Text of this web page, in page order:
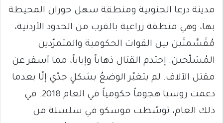
مدينة درعا الجنوبية ومنطقة سهل حوران المحيطة
بها، وهي منطقة زراعية بالقرب من الحدود الأردنية،
مُقَسَّمتَين بين القوات الحكومية والمتمرّدين
المُسَلّحين. إحتدم القتال ذهاباً وإياباً، مما أسفر عن
مقتل الآلاف. لم يتغيّر الوضعُ بشكلٍ جدّي إلّا بعدما
دعمت روسيا هجوماً حكومياً في العام 2018. في
ذلك العام، توسّطت موسكو في سلسلة من